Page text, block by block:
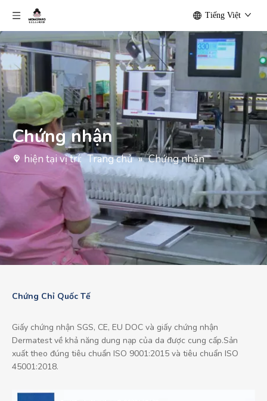
Tiếng Việt
Chứng nhận
hiện tại vị trí: Trang chủ » Chứng nhận
Chứng Chỉ Quốc Tế
Giấy chứng nhận SGS, CE, EU DOC và giấy chứng nhận
Dermatest về khả năng dung nạp của da được cung cấp.Sản
xuất theo đúng tiêu chuẩn ISO 9001:2015 và tiêu chuẩn ISO
45001:2018.